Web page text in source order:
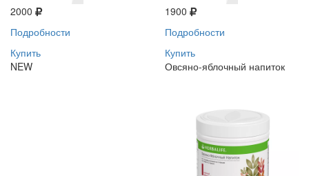
2000
Подробности
Купить
NEW
1900
Подробности
Купить
Овсяно-яблочный напиток